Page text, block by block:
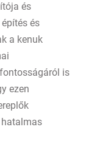
és
és
a kenuk
is
ezen